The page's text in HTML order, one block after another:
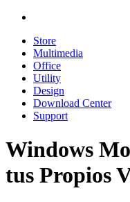
Store
Multimedia
Office
Utility
Design
Download Center
Support
Windows
tus Propios